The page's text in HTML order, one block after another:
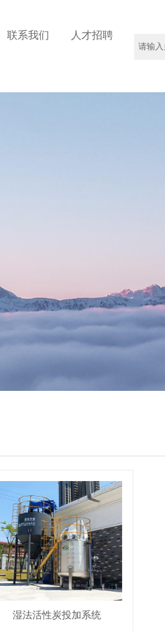
联系我们 人才招聘
湿法活性炭投加系统